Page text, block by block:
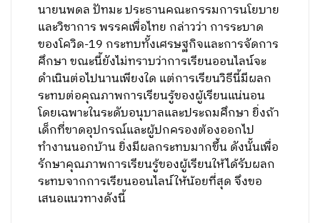
นายนพดล ปัทมะ ประธานคณะกรรมการนโยบาย
และวิชาการ พรรคเพื่อไทย กล่าวว่า การระบาด
ของโควิด-19 กระทบทั้งเศรษฐกิจและการจัดการ
ศึกษา ขณะนี้ยังไม่ทราบว่าการเรียนออนไลน์จะ
ดำเนินต่อไปนานเพียงใด แต่การเรียนวิธีนี้มีผลก
ระทบต่อคุณภาพการเรียนรู้ของผู้เรียนแน่นอน
โดยเฉพาะในระดับอนุบาลและประถมศึกษา ยิ่งถ้า
เด็กที่ขาดอุปกรณ์และผู้ปกครองต้องออกไป
ทำงานนอกบ้าน ยิ่งมีผลกระทบมากขึ้น ดังนั้นเพื่อ
รักษาคุณภาพการเรียนรู้ของผู้เรียนให้ได้รับผลก
ระทบจากการเรียนออนไลน์ให้น้อยที่สุด จึงขอ
เสนอแนวทางดังนี้